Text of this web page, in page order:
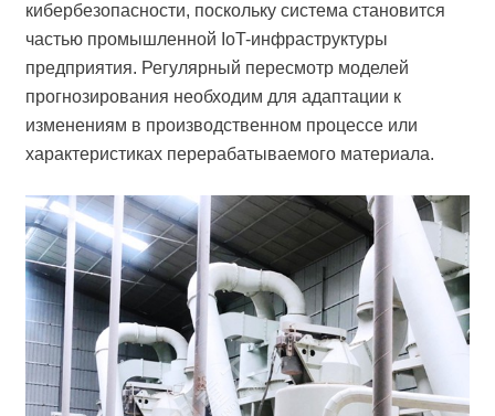
кибербезопасности, поскольку система становится
частью промышленной IoT-инфраструктуры
предприятия. Регулярный пересмотр моделей
прогнозирования необходим для адаптации к
изменениям в производственном процессе или
характеристиках перерабатываемого материала.